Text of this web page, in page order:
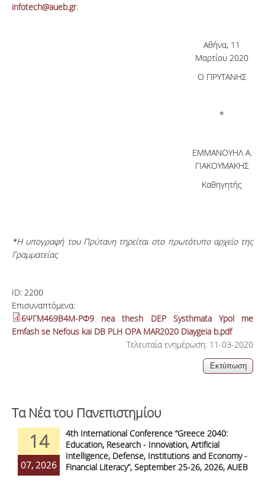
infotech@aueb.gr.
Αθήνα, 11
Μαρτίου 2020
Ο ΠΡΥΤΑΝΗΣ
*
ΕΜΜΑΝΟΥΗΛ Α.
ΓΙΑΚΟΥΜΑΚΗΣ
Καθηγητής
*Η υπογραφή του Πρύτανη τηρείται στο πρωτότυπο αρχείο της
Γραμματείας
ID: 2200
Επισυναπτόμενα:
6ΨΓΜ469Β4Μ-ΡΦ9 nea thesh DEP Systhmata Ypol me
Emfash se Nefous kai DB PLH OPA MAR2020 Diaygeia b.pdf
Τελευταία ενημέρωση: 11-03-2020
Τα Νέα του Πανεπιστημίου
14
07, 2026
4th International Conference “Greece 2040:
Education, Research - Innovation, Artificial
Intelligence, Defense, Institutions and Economy -
Financial Literacy”, September 25-26, 2026, AUEB